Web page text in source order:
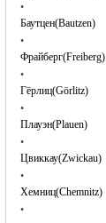
•
Баутцен(Bautzen)
•
Фрайберг(Freiberg)
•
Гёрлиц(Görlitz)
•
Плауэн(Plauen)
•
Цвиккау(Zwickau)
•
Хемниц(Chemnitz)
•